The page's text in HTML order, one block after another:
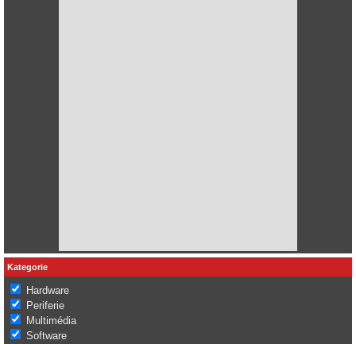
Kategorie
Hardware
Periferie
Multimédia
Software